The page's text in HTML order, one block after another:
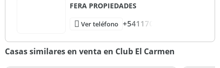
FERA PROPIEDADES
Ver teléfono +541170
Casas similares en venta en Club El Carmen